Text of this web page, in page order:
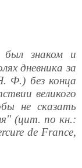
был знаком и
дневника за
Ф.) без конца
великого
не сказать
(цит. по кн.:
de France,